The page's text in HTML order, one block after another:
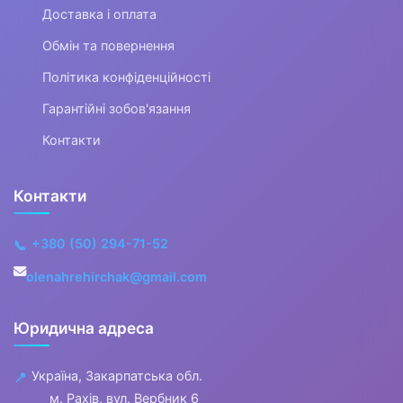
Комбопідсилювачі
Гітарні підсилювачі
▶
Аксесуари для гітар
Струни для гітар
Доставка і оплата
Обмін та повернення
Політика конфіденційності
Гарантійні зобов'язання
Контакти
Контакти
📞 +380 (50) 294-71-52
olenahrehirchak@gmail.com
Юридична адреса
📍 Україна, Закарпатська обл.
м. Рахів, вул. Вербник 6